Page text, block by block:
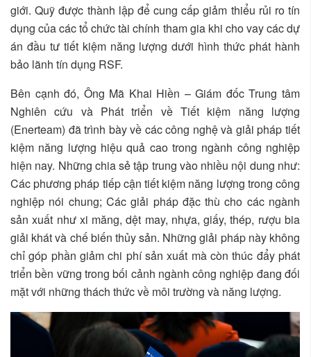
giới. Quỹ được thành lập để cung cấp giảm thiểu rủi ro tín
dụng của các tổ chức tài chính tham gia khi cho vay các dự
án đầu tư tiết kiệm năng lượng dưới hình thức phát hành
bảo lãnh tín dụng RSF.
Bên cạnh đó, Ông Mã Khai Hiền – Giám đốc Trung tâm
Nghiên cứu và Phát triển về Tiết kiệm năng lượng
(Enerteam) đã trình bày về các công nghệ và giải pháp tiết
kiệm năng lượng hiệu quả cao trong ngành công nghiệp
hiện nay. Những chia sẻ tập trung vào nhiều nội dung như:
Các phương pháp tiếp cận tiết kiệm năng lượng trong công
nghiệp nói chung; Các giải pháp đặc thù cho các ngành
sản xuất như xi măng, dệt may, nhựa, giấy, thép, rượu bia
giải khát và chế biến thủy sản. Những giải pháp này không
chỉ góp phần giảm chi phí sản xuất mà còn thúc đẩy phát
triển bền vững trong bối cảnh ngành công nghiệp đang đối
mặt với những thách thức về môi trường và năng lượng.